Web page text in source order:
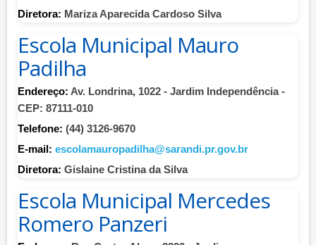
Diretora: Mariza Aparecida Cardoso Silva
Escola Municipal Mauro
Padilha
Endereço: Av. Londrina, 1022 - Jardim Independência -
CEP: 87111-010
Telefone: (44) 3126-9670
E-mail: escolamauropadilha@sarandi.pr.gov.br
Diretora: Gislaine Cristina da Silva
Escola Municipal Mercedes
Romero Panzeri